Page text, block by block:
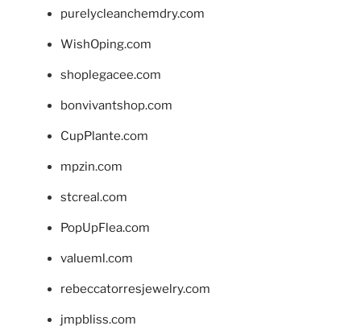
purelycleanchemdry.com
WishOping.com
shoplegacee.com
bonvivantshop.com
CupPlante.com
mpzin.com
stcreal.com
PopUpFlea.com
valueml.com
rebeccatorresjewelry.com
jmpbliss.com